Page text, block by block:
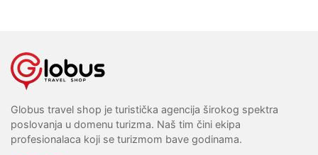
Globus travel shop je turistička agencija širokog spektra
poslovanja u domenu turizma. Naš tim čini ekipa
profesionalaca koji se turizmom bave godinama.